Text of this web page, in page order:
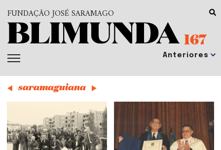
FUNDAÇÃO JOSÉ SARAMAGO
167
saramaguiana